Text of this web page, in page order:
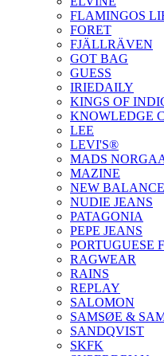
FLAMINGOS
FORET
FJÄLLRÄVEN
GOT BAG
GUESS
IRIEDAILY
KINGS OF
KNOWLEDGE
LEE
LEVI'S®
MADS
MAZINE
NEW BALANCE
NUDIE JEANS
PATAGONIA
PEPE JEANS
PORTUGUESE
RAGWEAR
RAINS
REPLAY
SALOMON
SAMSØE &
SANDQVIST
SKFK